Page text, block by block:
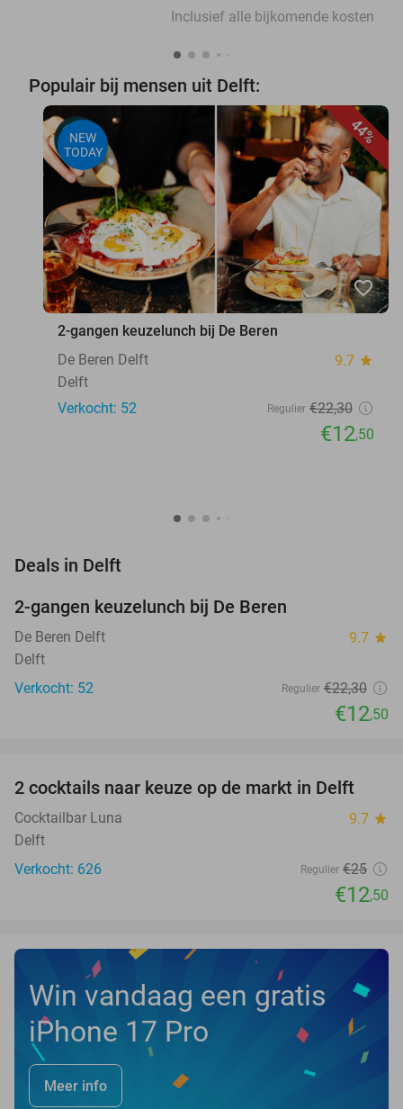
Inclusief alle bijkomende kosten
Populair bij mensen uit Delft:
44%
NEW
TODAY
favorite_border
2-gangen keuzelunch bij De Beren
De Beren Delft
9.7 star
Delft
Verkocht: 52
Regulier €22,30
€12,50
Deals in Delft
NEW
TODAY
2-gangen keuzelunch bij De Beren
De Beren Delft 9.7 star
Delft
Verkocht: 52
Regulier €22,30
€12,50
50%
2 cocktails naar keuze op de markt in Delft
Cocktailbar Luna 9.7 star
Delft
Verkocht: 626
Regulier €25
€12,50
Win vandaag een gratis
iPhone 17 Pro
Meer info